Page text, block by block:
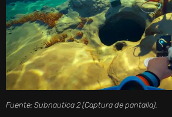
Fuente: Subnautica 2 (Captura de pantalla).